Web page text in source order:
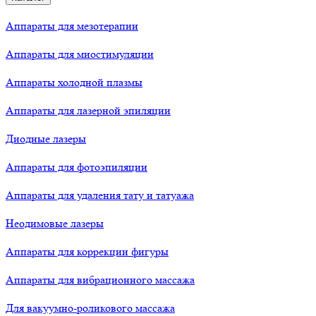
Аппараты для мезотерапии
Аппараты для миостимуляции
Аппараты холодной плазмы
Аппараты для лазерной эпиляции
Диодные лазеры
Аппараты для фотоэпиляции
Аппараты для удаления тату и татуажа
Неодимовые лазеры
Аппараты для коррекции фигуры
Аппараты для вибрационного массажа
Для вакуумно-роликового массажа